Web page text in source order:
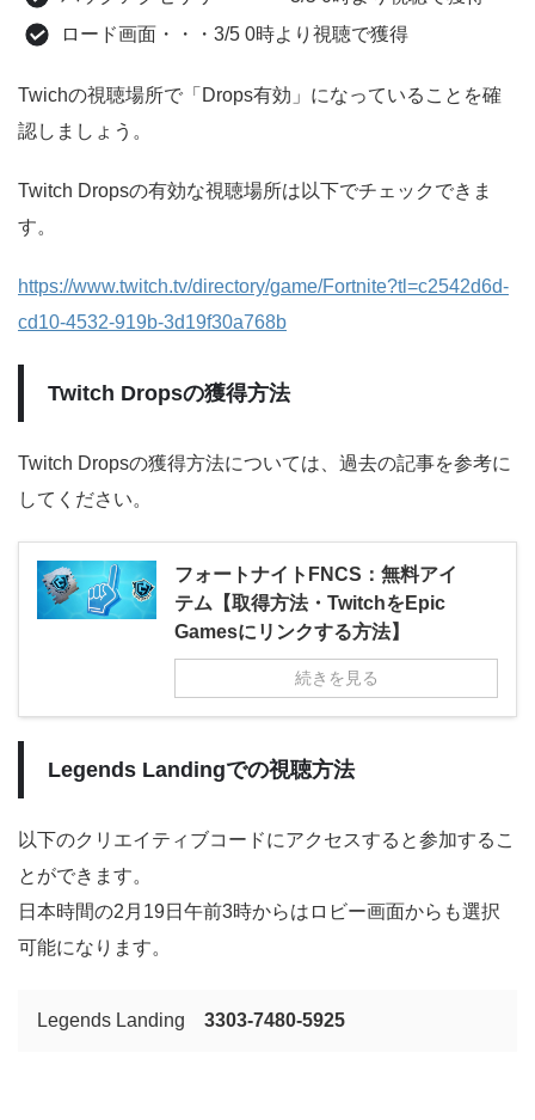
ロード画面・・・3/5 0時より視聴で獲得
Twichの視聴場所で「Drops有効」になっていることを確
認しましょう。
Twitch Dropsの有効な視聴場所は以下でチェックできま
す。
https://www.twitch.tv/directory/game/Fortnite?tl=c2542d6d-
cd10-4532-919b-3d19f30a768b
Twitch Dropsの獲得方法
Twitch Dropsの獲得方法については、過去の記事を参考に
してください。
フォートナイトFNCS：無料アイ
テム【取得方法・TwitchをEpic
Gamesにリンクする方法】
続きを見る
Legends Landingでの視聴方法
以下のクリエイティブコードにアクセスすると参加するこ
とができます。
日本時間の2月19日午前3時からはロビー画面からも選択
可能になります。
Legends Landing 3303-7480-5925